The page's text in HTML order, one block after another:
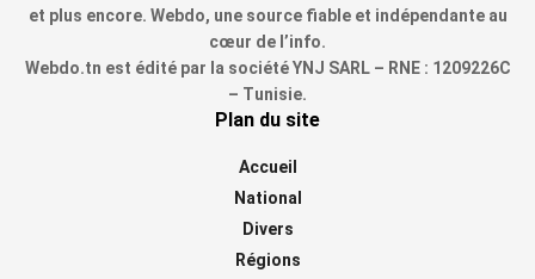
et plus encore. Webdo, une source fiable et indépendante au
cœur de l’info.
Webdo.tn est édité par la société YNJ SARL – RNE : 1209226C
– Tunisie.
Plan du site
Accueil
National
Divers
Régions